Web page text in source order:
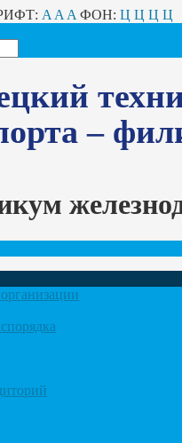
A A A ФОН: Ц Ц Ц Ц
–